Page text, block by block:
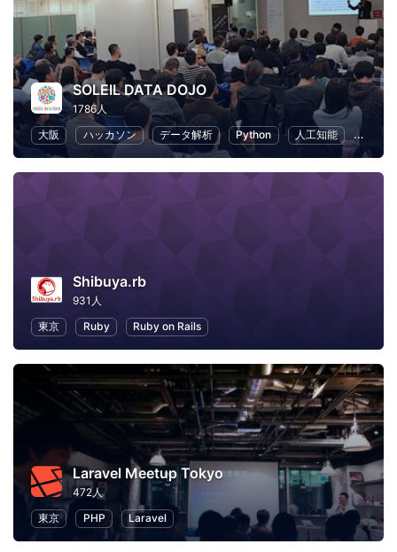
SOLEIL DATA DOJO
1786人
大阪
ハッカソン データ解析 Python 人工知能 機械学
Shibuya.rb
931人
東京
Ruby Ruby on Rails
Laravel Meetup Tokyo
472人
東京
PHP Laravel